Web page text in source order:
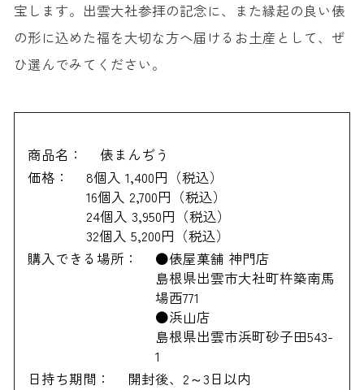
宝します。出雲大社参拝の記念に、また縁起の良い俵
の形に込めた福を大切な方へ届けるお土産として、ぜ
ひ選んでみてください。
商品名：
俵まんぢう
価格：
8個入 1,400円（税込）
16個入 2,700円（税込）
24個入 3,950円（税込）
32個入 5,200円（税込）
購入できる場所：
●俵屋菓舗 神門店
島根県出雲市大社町杵築南馬
場西771
●浜山店
島根県出雲市浜町砂子田543-
1
日持ち期間：
開封後、2～3日以内